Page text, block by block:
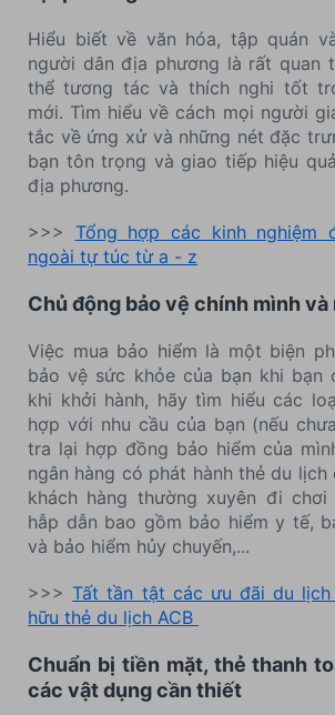
Hiểu biết về văn hóa, tập quán
người dân địa phương là rất quan
thể tương tác và thích nghi tốt
mới. Tìm hiểu về cách mọi người
tắc về ứng xử và những nét đặc
bạn tôn trọng và giao tiếp hiệu
địa phương.
>>> Tổng hợp các kinh nghiệm
ngoài tự túc từ a - z
Chủ động bảo vệ chính mình
Việc mua bảo hiểm là một biện
bảo vệ sức khỏe của bạn khi bạn
khi khởi hành, hãy tìm hiểu các
hợp với nhu cầu của bạn (nếu
tra lại hợp đồng bảo hiểm của
ngân hàng có phát hành thẻ du lịch
khách hàng thường xuyên đi
hẫp dẫn bao gồm bảo hiểm y tế,
và bảo hiểm hủy chuyến,...
>>>Tất tần tật các ưu đãi du
hữu thẻ du lịch ACB
Chuẩn bị tiền mặt, thẻ thanh
các vật dụng cần thiết